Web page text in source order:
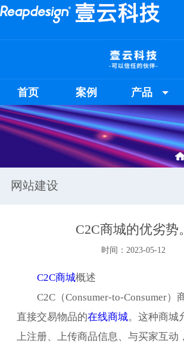
首页 案例 产品
网站建设
C2C商城的优劣势。
时间：2023-05-12
C2C商城概述
C2C（Consumer-to-Consumer）
直接交易物品的在线商城。这种商城
上注册、上传商品信息、与买家互动